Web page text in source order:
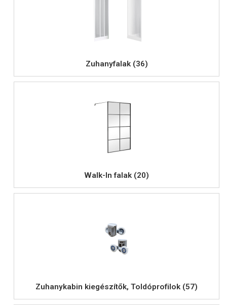
Zuhanyfalak (36)
Walk-In falak (20)
Zuhanykabin kiegészítők, Toldóprofilok (57)